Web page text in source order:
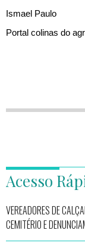
Ismael Paulo
Portal colinas do
Acesso
VEREADORES DE
CEMITÉRIO E